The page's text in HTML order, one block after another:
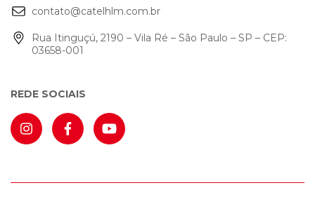
contato@catelhlm.com.br
Rua Itinguçú, 2190 – Vila Ré – São Paulo – SP – CEP:
03658-001
REDE SOCIAIS